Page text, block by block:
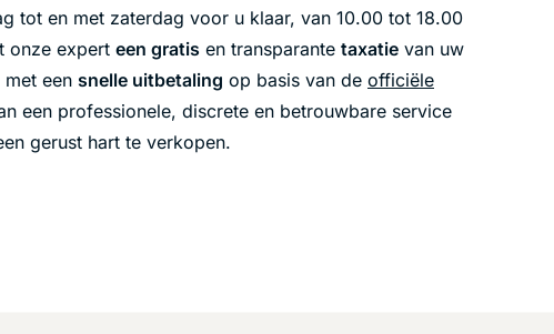
tot en met zaterdag voor u klaar, van 10.00 tot 18.00
onze expert een gratis en transparante taxatie van uw
een snelle uitbetaling op basis van de officiële
een professionele, discrete en betrouwbare service
gerust hart te verkopen.